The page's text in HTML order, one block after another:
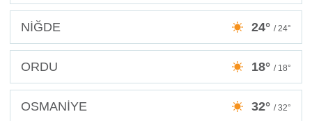
NİĞDE 24° / 24°
ORDU 18° / 18°
OSMANİYE 32° / 32°